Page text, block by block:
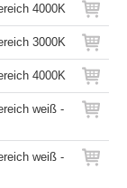
4000K
3000K
4000K
weiß -
weiß -